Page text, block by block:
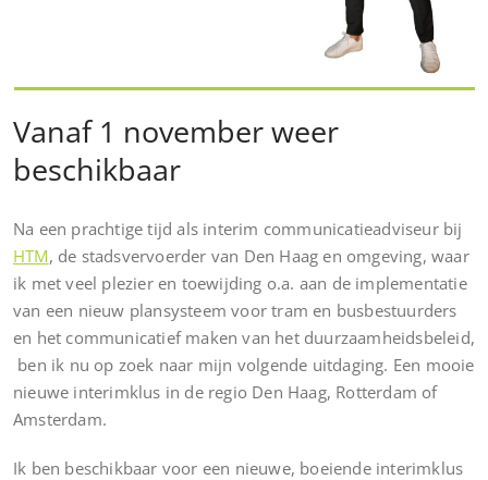
Vanaf 1 november weer
beschikbaar
Na een prachtige tijd als interim communicatieadviseur bij
HTM, de stadsvervoerder van Den Haag en omgeving, waar
ik met veel plezier en toewijding o.a. aan de implementatie
van een nieuw plansysteem voor tram en busbestuurders
en het communicatief maken van het duurzaamheidsbeleid,
ben ik nu op zoek naar mijn volgende uitdaging. Een mooie
nieuwe interimklus in de regio Den Haag, Rotterdam of
Amsterdam.
Ik ben beschikbaar voor een nieuwe, boeiende interimklus